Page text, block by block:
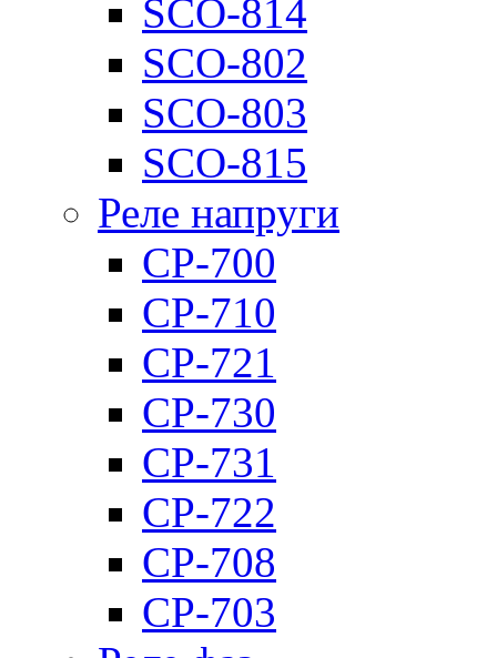
SCO-814
SCO-802
SCO-803
SCO-815
Реле напруги
CP-700
CP-710
CP-721
CP-730
CP-731
CP-722
CP-708
CP-703